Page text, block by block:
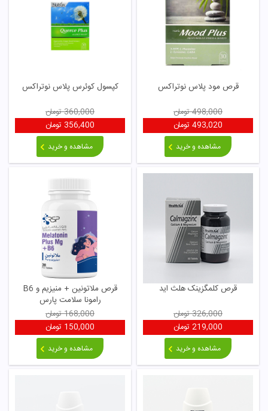
قرص مود پلاس نوتراکس
498,000تومان
493,020 تومان
مشاهده و خرید
کپسول کوئرس پلاس نوتراکس
360,000تومان
356,400 تومان
مشاهده و خرید
قرص کلمگزینک هلث اید
326,000تومان
219,000 تومان
مشاهده و خرید
قرص ملاتونین + منیزیم و B6
رامونا سلامت پارس
168,000تومان
150,000 تومان
مشاهده و خرید